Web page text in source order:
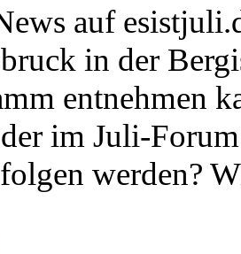
auf
in der
entnehmen
im Juli-
werden?